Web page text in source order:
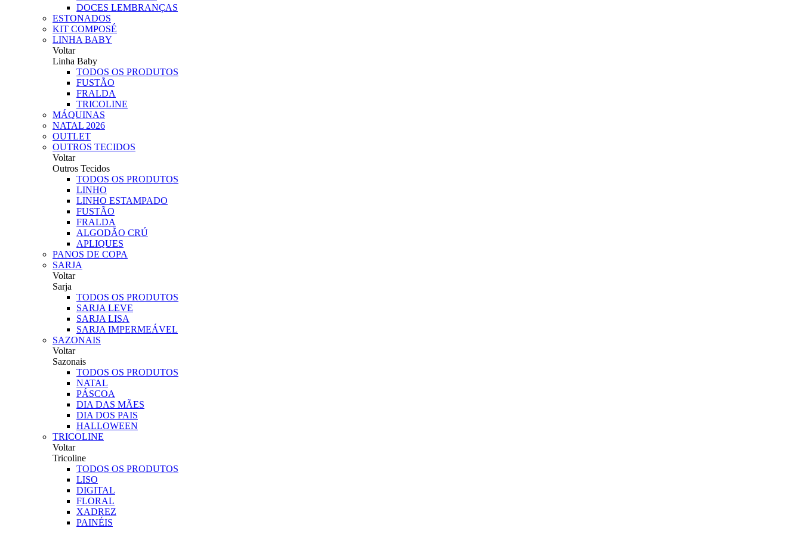
DOCES LEMBRANÇAS
ESTONADOS
KIT COMPOSÉ
LINHA BABY
Voltar
Linha Baby
TODOS OS PRODUTOS
FUSTÃO
FRALDA
TRICOLINE
MÁQUINAS
NATAL 2026
OUTLET
OUTROS TECIDOS
Voltar
Outros Tecidos
TODOS OS PRODUTOS
LINHO
LINHO ESTAMPADO
FUSTÃO
FRALDA
ALGODÃO CRÚ
APLIQUES
PANOS DE COPA
SARJA
Voltar
Sarja
TODOS OS PRODUTOS
SARJA LEVE
SARJA LISA
SARJA IMPERMEÁVEL
SAZONAIS
Voltar
Sazonais
TODOS OS PRODUTOS
NATAL
PÁSCOA
DIA DAS MÃES
DIA DOS PAIS
HALLOWEEN
TRICOLINE
Voltar
Tricoline
TODOS OS PRODUTOS
LISO
DIGITAL
FLORAL
XADREZ
PAINÉIS